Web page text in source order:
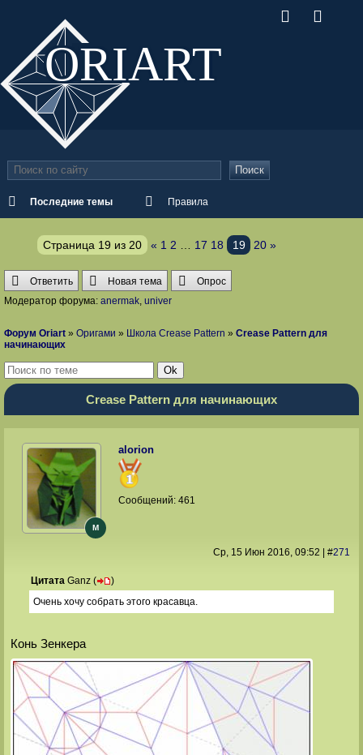
ORIART
Последние темы Правила
Поиск
Страница 19из 20 « 1 2 17 18 19 20 »
Ответить Новая тема
Опрос
Модератор форума: anermak, univer
Форум Oriart » Оригами » Школа Crease Pattern » Crease Pattern для
начинающих
Crease Pattern для начинающих
alorion
M
Сообщений:461
Ср, 15 Июн 2016, 09:52 #271
Цитата Ganz(
)
Очень хочу собрать этого красавца.
Конь Зенкера